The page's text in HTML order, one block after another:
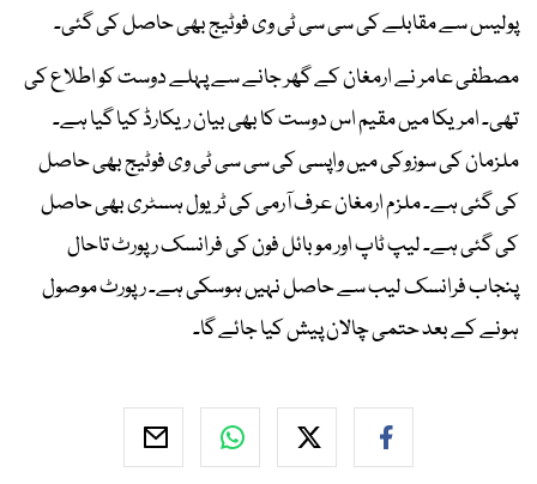
پولیس سے مقابلے کی سی سی ٹی وی فوٹیج بھی حاصل کی گئی۔
مصطفی عامر نے ارمغان کے گھر جانے سے پہلے دوست کو اطلاع کی
تھی۔ امریکا میں مقیم اس دوست کا بھی بیان ریکارڈ کیا گیا ہے۔
ملزمان کی سوزوکی میں واپسی کی سی سی ٹی وی فوٹیج بھی حاصل
کی گئی ہے۔ ملزم ارمغان عرف آرمی کی ٹریول ہسٹری بھی حاصل
کی گئی ہے۔ لیپ ٹاپ اور موبائل فون کی فرانسک رپورٹ تاحال
پنجاب فرانسک لیب سے حاصل نہیں ہوسکی ہے۔ رپورٹ موصول
ہونے کے بعد حتمی چالان پیش کیا جائے گا۔